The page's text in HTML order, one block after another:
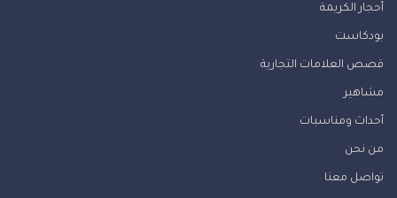
أحجار الكريمة
بودكاست
قصص العلامات التجارية
مشاهير
أحداث ومناسبات
من نحن
تواصل معنا